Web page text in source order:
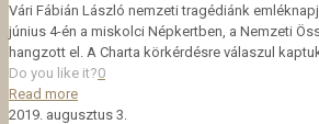
Vári Fábián László nemzeti tragédiánk
június 4-én a miskolci Népkertben, a Nemzeti
hangzott el. A Charta körkérdésre válaszul
Do you like it?0
Read more
2019. augusztus 3.